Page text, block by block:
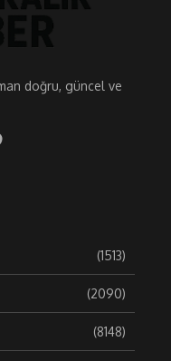
doğru, güncel ve
(1513)
(2090)
(8148)